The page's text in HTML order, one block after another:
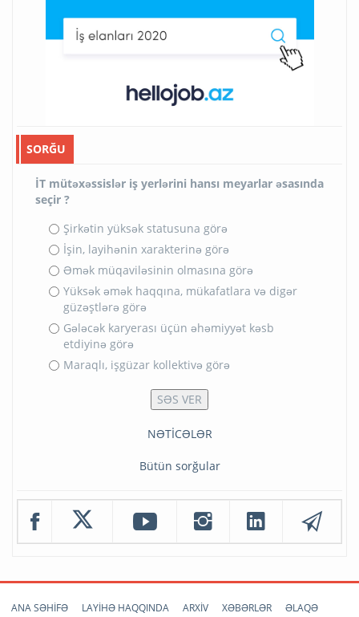
SORĞU
İT mütəxəssislər iş yerlərini hansı meyarlar əsasında
seçir ?
Şirkətin yüksək statusuna görə
İşin, layihənin xarakterinə görə
Əmək müqaviləsinin olmasına görə
Yüksək əmək haqqına, mükafatlara və digər
güzəştlərə görə
Gələcək karyerası üçün əhəmiyyət kəsb
etdiyinə görə
Maraqlı, işgüzar kollektivə görə
NƏTİCƏLƏR
Bütün sorğular
ANA SƏHİFƏ LAYİHƏ HAQQINDA ARXİV XƏBƏRLƏR ƏLAQƏ